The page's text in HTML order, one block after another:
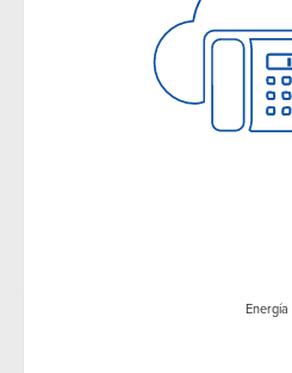
Energía